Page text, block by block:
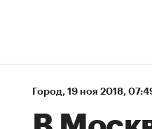
Город⁠, 19 ноя 2018,